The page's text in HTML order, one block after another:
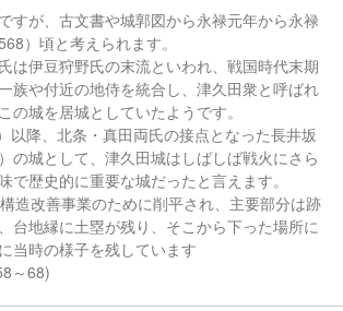
すが、古文書や城郭図から永禄元年から永禄
）頃と考えられます。
は伊豆狩野氏の末流といわれ、戦国時代末期
族や付近の地侍を統合し、津久田衆と呼ばれ
の城を居城としていたようです。
以降、北条・真田両氏の接点となった長井坂
の城として、津久田城はしばしば戦火にさら
で歴史的に重要な城だったと言えます。
造改善事業のために削平され、主要部分は跡
台地縁に土塁が残り、そこから下った場所に
当時の様子を残しています
～68)